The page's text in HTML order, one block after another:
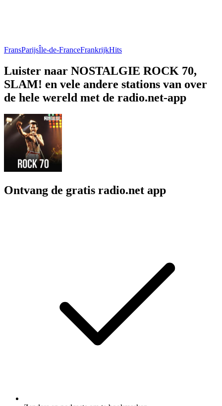
FransParijsÎle-de-FranceFrankrijkHits
Luister naar NOSTALGIE ROCK 70,
SLAM! en vele andere stations van over
de hele wereld met de radio.net-app
Ontvang de gratis radio.net app